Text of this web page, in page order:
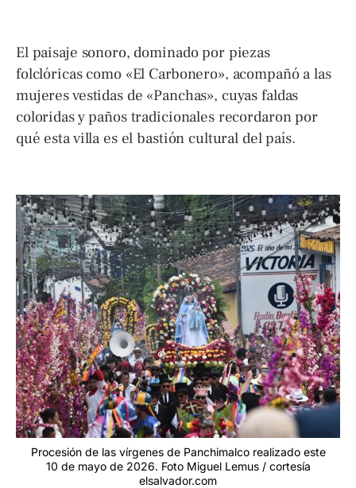
El paisaje sonoro, dominado por piezas
folclóricas como «El Carbonero», acompañó a las
mujeres vestidas de «Panchas», cuyas faldas
coloridas y paños tradicionales recordaron por
qué esta villa es el bastión cultural del país.
Procesión de las vírgenes de Panchimalco realizado este
10 de mayo de 2026. Foto Miguel Lemus / cortesía
elsalvador.com